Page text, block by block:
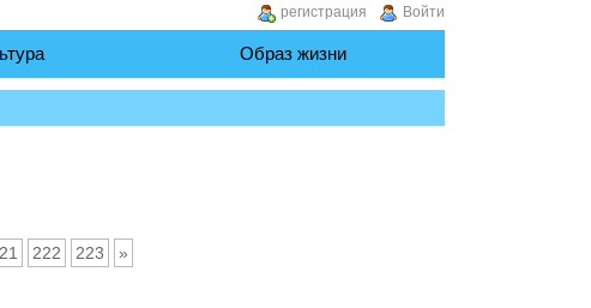
Образ жизни
222 223 »
Войти
регистрация